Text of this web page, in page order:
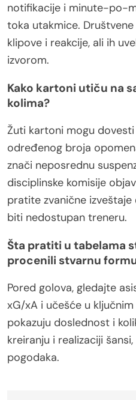
notifikacije i minute-po-
toka utakmice.
klipove i reakcije, ali ih
izvorom.
Kako kartoni utiču na
kolima?
Žuti kartoni mogu
određenog broja
znači neposrednu
disciplinske komisije
pratite zvanične
biti nedostupan treneru.
Šta pratiti u tabelama
procenili stvarnu
Pored golova, gledajte
xG/xA i učešće u
pokazuju doslednost i
kreiranju i realizaciji
pogodaka.